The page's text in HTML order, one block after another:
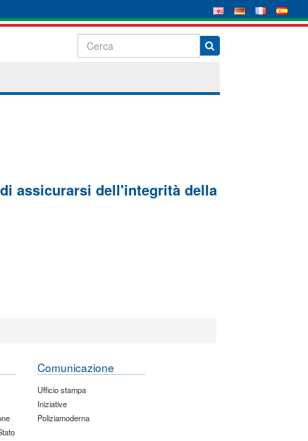
assicurarsi dell'integrità della
Comunicazione
Ufficio stampa
Iniziative
Poliziamoderna